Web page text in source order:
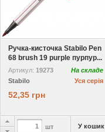
Ручка-кисточка Stabilo Pen
68 brush 19 purple пурпур...
Артикул: 19273
На складе
Уся серія
Stabilo
52,35 грн
шт У кошик